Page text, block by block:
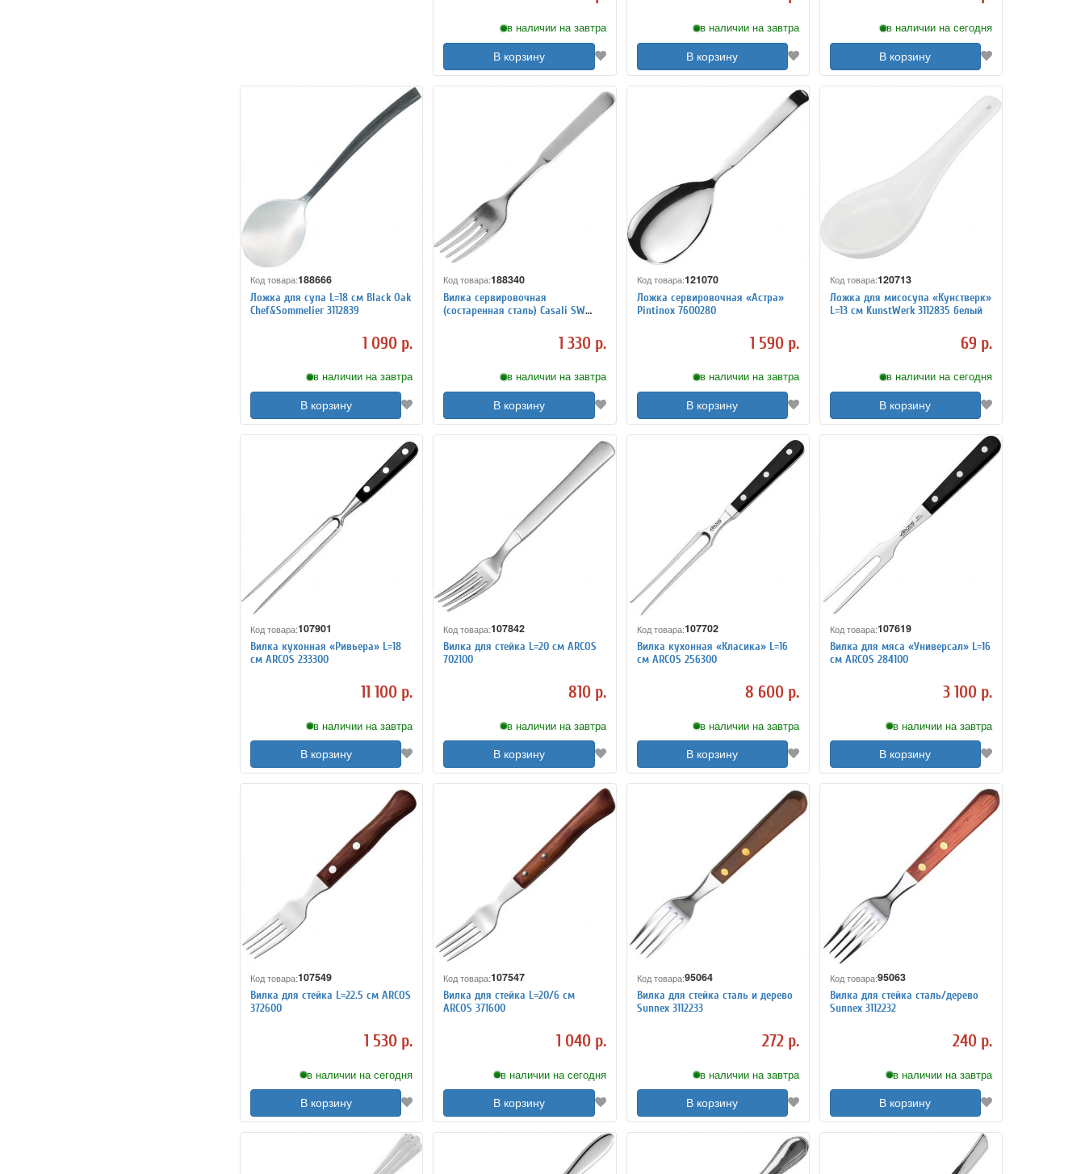
в наличии на завтра
В корзину
в наличии на завтра
В корзину
в наличии на сегодня
В корзину
Код товара:188666
Ложка для супа L=18 см Black Oak
Chef&Sommelier 3112839
1 090 р.
в наличии на завтра
В корзину
Код товара:188340
Вилка сервировочная
(состаренная сталь) Casali SW
1 330 р.
в наличии на завтра
В корзину
Код товара:121070
Ложка cервировочная «Астра»
Pintinox 7600280
1 590 р.
в наличии на завтра
В корзину
Код товара:120713
Ложка для мисосупа «Кунстверк»
L=13 см KunstWerk 3112835 белый
69 р.
в наличии на сегодня
В корзину
Код товара:107901
Вилка кухонная «Ривьера» L=18
см ARCOS 233300
11 100 р.
в наличии на завтра
В корзину
Код товара:107842
Вилка для стейка L=20 см ARCOS
702100
810 р.
в наличии на завтра
В корзину
Код товара:107702
Вилка кухонная «Класика» L=16
см ARCOS 256300
8 600 р.
в наличии на завтра
В корзину
Код товара:107619
Вилка для мяса «Универсал» L=16
см ARCOS 284100
3 100 р.
в наличии на завтра
В корзину
Код товара:107549
Вилка для стейка L=22.5 см ARCOS
372600
1 530 р.
в наличии на сегодня
В корзину
Код товара:107547
Вилка для стейка L=20/6 см
ARCOS 371600
1 040 р.
в наличии на сегодня
В корзину
Код товара:95064
Вилка для стейка сталь и дерево
Sunnex 3112233
272 р.
в наличии на завтра
В корзину
Код товара:95063
Вилка для стейка сталь/дерево
Sunnex 3112232
240 р.
в наличии на завтра
В корзину